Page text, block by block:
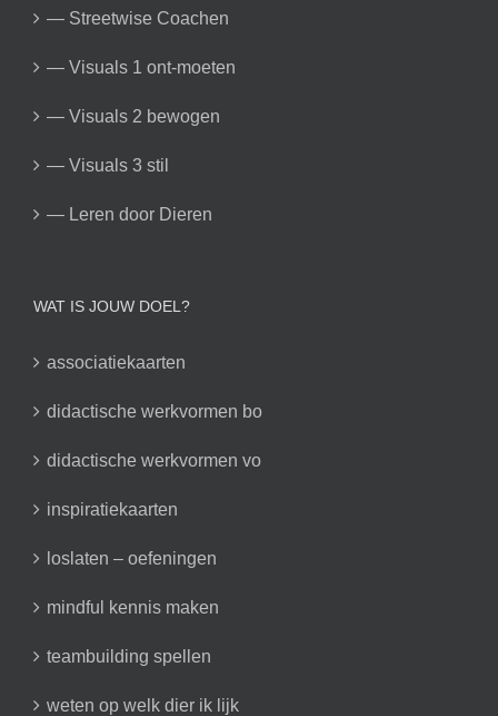
— Streetwise Coachen
— Visuals 1 ont-moeten
— Visuals 2 bewogen
— Visuals 3 stil
— Leren door Dieren
WAT IS JOUW DOEL?
associatiekaarten
didactische werkvormen bo
didactische werkvormen vo
inspiratiekaarten
loslaten – oefeningen
mindful kennis maken
teambuilding spellen
weten op welk dier ik lijk